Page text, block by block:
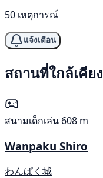
50 เหตุการณ์
แจ้งเตือน
สถานที่ใกล้เคียง
สนามเด็กเล่น 608 m
Wanpaku Shiro
わんぱく城